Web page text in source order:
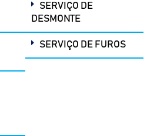
SERVIÇO DE
DESMONTE
SERVIÇO DE FUROS